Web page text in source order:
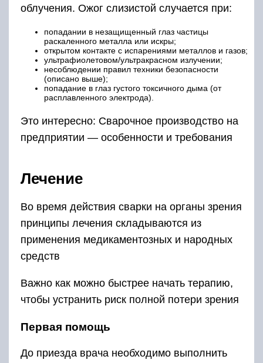
облучения. Ожог слизистой случается при:
попадании в незащищенный глаз частицы
раскаленного металла или искры;
открытом контакте с испарениями металлов и газов;
ультрафиолетовом/ультракрасном излучении;
несоблюдении правил техники безопасности
(описано выше);
попадание в глаз густого токсичного дыма (от
расплавленного электрода).
Это интересно: Сварочное производство на
предприятии — особенности и требования
Лечение
Во время действия сварки на органы зрения
принципы лечения складываются из
применения медикаментозных и народных
средств
Важно как можно быстрее начать терапию,
чтобы устранить риск полной потери зрения
Первая помощь
До приезда врача необходимо выполнить